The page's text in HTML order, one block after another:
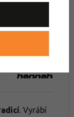
zip
. Vyrábí